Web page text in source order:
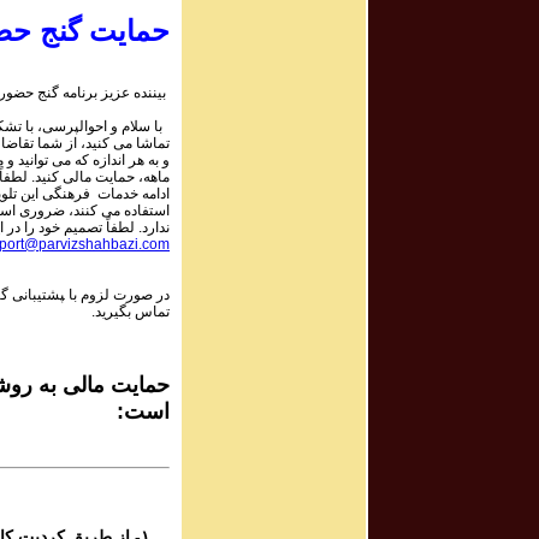
#994
#993
برنامه صوتی
#992
برنامه صوتی
#991
#990
#989
حمایت گنج
بیننده عزیز برنامه گنج
با سلام و احوالپرسی، با
تماشا می کنید، از شما
و به هر اندازه که می توانید
ماهه، حمایت مالی کنید.
ادامه خدمات فرهنگی این
استفاده می کنند، ضروری
ندارد. لطفاً تصمیم خود را در
در صورت لزوم با ‍پشتیبانی
تماس بگیرید.
حمایت مالی به
است: